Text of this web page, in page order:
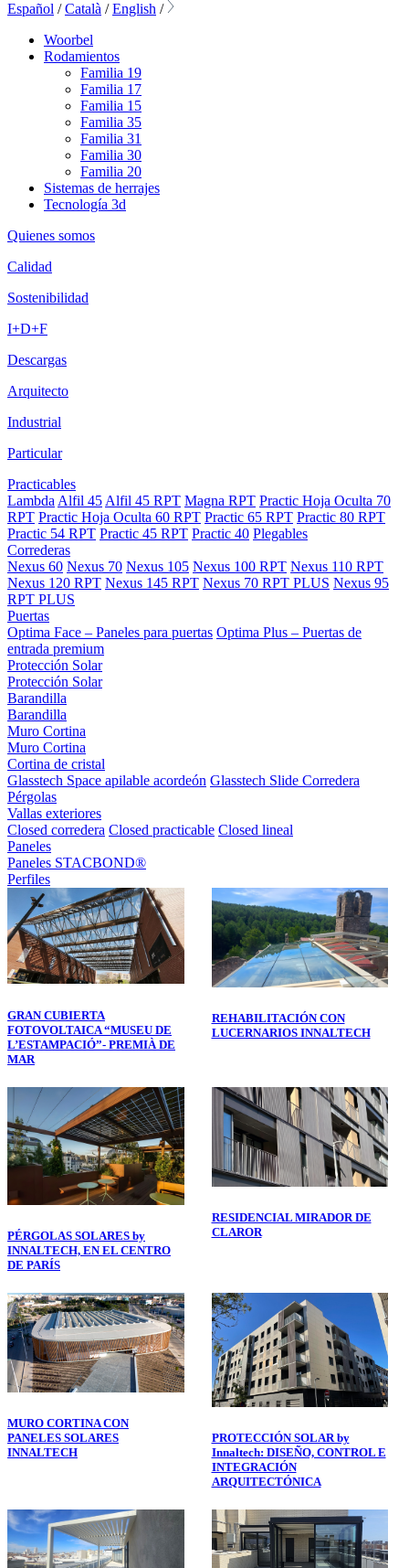
Español /Català /English /
Woorbel
Rodamientos
Familia 19
Familia 17
Familia 15
Familia 35
Familia 31
Familia 30
Familia 20
Sistemas de herrajes
Tecnología 3d
Quienes somos
Calidad
Sostenibilidad
I+D+F
Descargas
Arquitecto
Industrial
Particular
Practicables
Lambda Alfil 45 Alfil 45 RPT Magna RPT Practic Hoja Oculta 70
RPT Practic Hoja Oculta 60 RPT Practic 65 RPT Practic 80 RPT
Practic 54 RPT Practic 45 RPT Practic 40 Plegables
Correderas
Nexus 60 Nexus 70 Nexus 105 Nexus 100 RPT Nexus 110 RPT
Nexus 120 RPT Nexus 145 RPT Nexus 70 RPT PLUS Nexus 95
RPT PLUS
Puertas
Optima Face – Paneles para puertas Optima Plus – Puertas de
entrada premium
Protección Solar
Protección Solar
Barandilla
Barandilla
Muro Cortina
Muro Cortina
Cortina de cristal
Glasstech Space apilable acordeón Glasstech Slide Corredera
Pérgolas
Vallas exteriores
Closed corredera Closed practicable Closed lineal
Paneles
Paneles STACBOND®
Perfiles
GRAN CUBIERTA
FOTOVOLTAICA “MUSEU DE
L’ESTAMPACIÓ”- PREMIÀ DE
MAR
REHABILITACIÓN CON
LUCERNARIOS INNALTECH
PÉRGOLAS SOLARES by
INNALTECH, EN EL CENTRO
DE PARÍS
RESIDENCIAL MIRADOR DE
CLAROR
MURO CORTINA CON
PANELES SOLARES
INNALTECH
PROTECCIÓN SOLAR by
Innaltech: DISEÑO, CONTROL E
INTEGRACIÓN
ARQUITECTÓNICA